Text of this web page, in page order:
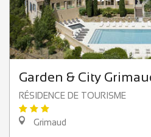
Garden & City
RÉSIDENCE DE TOURISME
Grimaud